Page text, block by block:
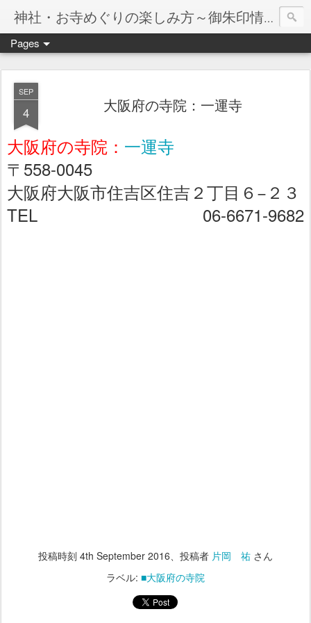
神社・お寺めぐりの楽しみ方～御朱印情報マップ～
Pages
SEP
4 大阪府の寺院：一運寺
大阪府の寺院： 一運寺
〒558-0045
大阪府大阪市住吉区住吉２丁目６−２３
TEL 06-6671-9682
投稿時刻 4th September 2016、投稿者 片岡 祐 さん
ラベル: ■大阪府の寺院